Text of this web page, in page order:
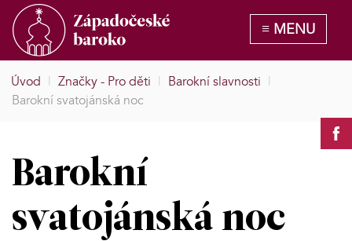
Úvod | Značky - Pro děti | Barokní slavnosti |
Barokní svatojánská noc
Barokní
svatojánská noc